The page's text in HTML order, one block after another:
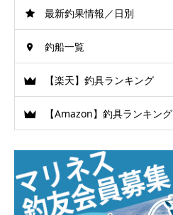
最新釣果情報／日別
釣船一覧
【楽天】釣具ランキング
【Amazon】釣具ランキング